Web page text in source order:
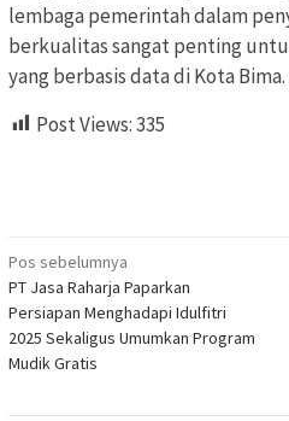
lembaga pemerintah dalam
berkualitas sangat penting
yang berbasis data di Kota Bima.
Post Views:335
Navigasi
pos
Pos sebelumnya
PT Jasa Raharja Paparkan
Persiapan Menghadapi Idulfitri
2025 Sekaligus Umumkan Program
Mudik Gratis